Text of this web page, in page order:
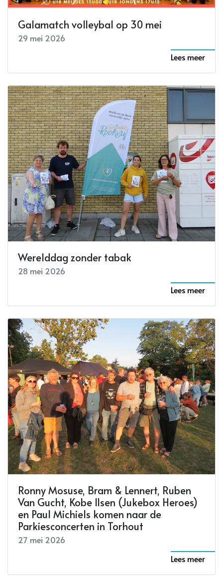
Galamatch volleybal op 30 mei
29 mei 2026
Lees meer
Werelddag zonder tabak
28 mei 2026
Lees meer
Ronny Mosuse, Bram & Lennert, Ruben
Van Gucht, Kobe Ilsen (Jukebox Heroes)
en Paul Michiels komen naar de
Parkiesconcerten in Torhout
27 mei 2026
Lees meer